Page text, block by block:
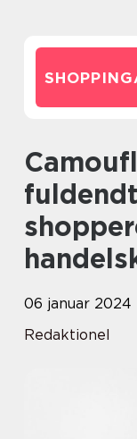
Camouflage bukser – En
06 januar 2024
Redaktionel